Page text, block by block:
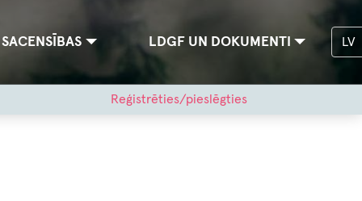
SACENSĪBAS LDGF UN DOKUMENTI LV
Reģistrēties/pieslēgties